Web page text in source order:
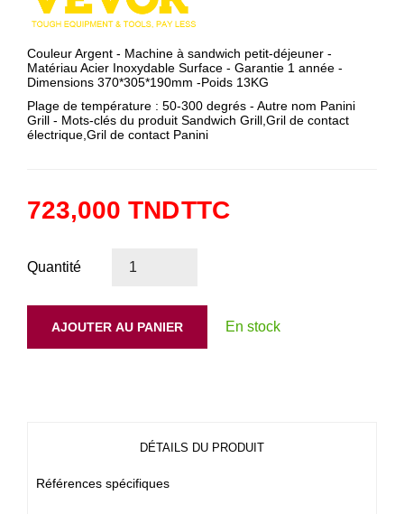
Couleur Argent - Machine à sandwich petit-déjeuner -
Matériau Acier Inoxydable Surface - Garantie 1 année -
Dimensions 370*305*190mm -Poids 13KG
Plage de température : 50-300 degrés - Autre nom Panini
Grill - Mots-clés du produit Sandwich Grill,Gril de contact
électrique,Gril de contact Panini
723,000 TNDTTC
Quantité
AJOUTER AU PANIER En stock
DÉTAILS DU PRODUIT
Références spécifiques